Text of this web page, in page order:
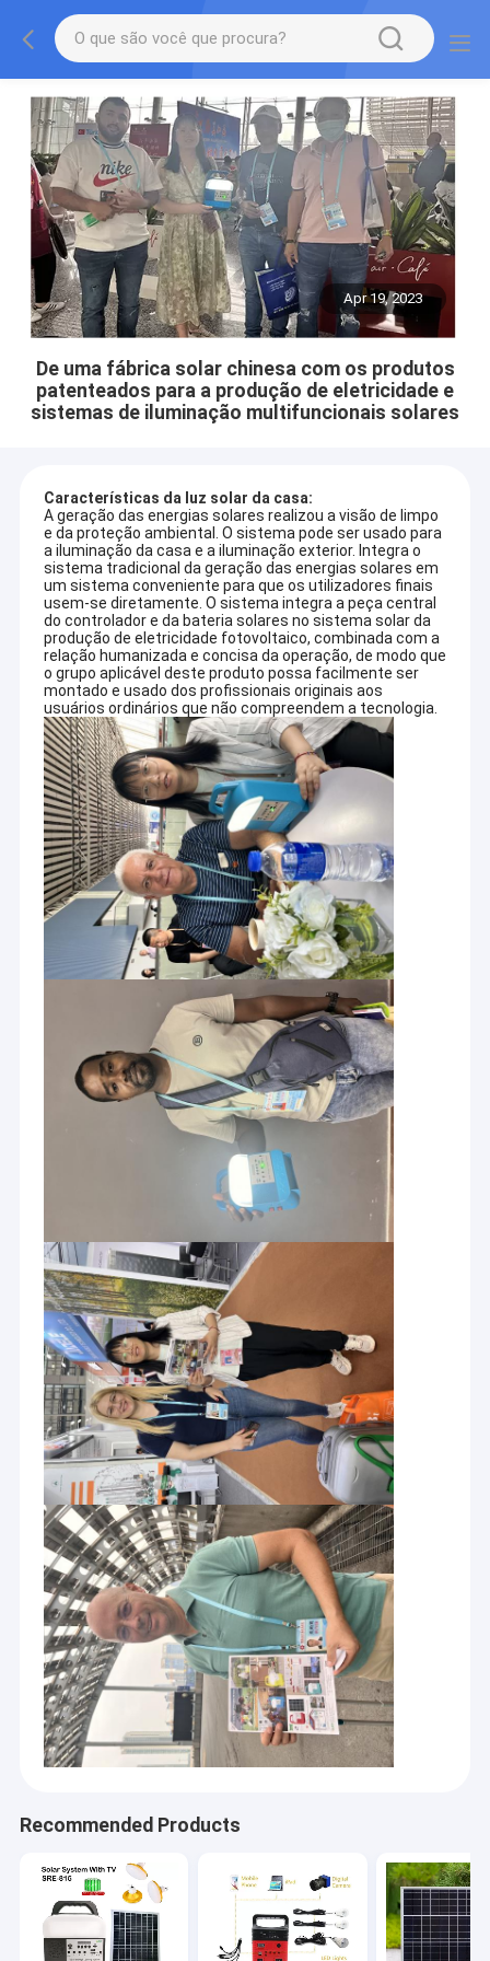
Apr 19, 2023
De uma fábrica solar chinesa com os produtos
patenteados para a produção de eletricidade e
sistemas de iluminação multifuncionais solares
Características da luz solar da casa:
A geração das energias solares realizou a visão de limpo
e da proteção ambiental. O sistema pode ser usado para
a iluminação da casa e a iluminação exterior. Integra o
sistema tradicional da geração das energias solares em
um sistema conveniente para que os utilizadores finais
usem-se diretamente. O sistema integra a peça central
do controlador e da bateria solares no sistema solar da
produção de eletricidade fotovoltaico, combinada com a
relação humanizada e concisa da operação, de modo que
o grupo aplicável deste produto possa facilmente ser
montado e usado dos profissionais originais aos
usuários ordinários que não compreendem a tecnologia.
Recommended Products